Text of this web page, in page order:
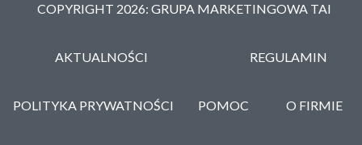
COPYRIGHT 2026: GRUPA MARKETINGOWA TAI
AKTUALNOŚCI REGULAMIN
POLITYKA PRYWATNOŚCI POMOC O FIRMIE